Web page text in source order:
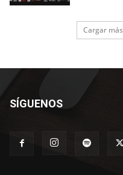
Cargar más
SÍGUENOS